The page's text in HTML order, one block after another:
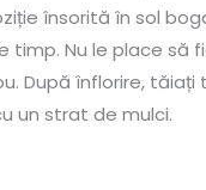
însorită în sol
timp. Nu le place să
După înflorire,
un strat de mulci.